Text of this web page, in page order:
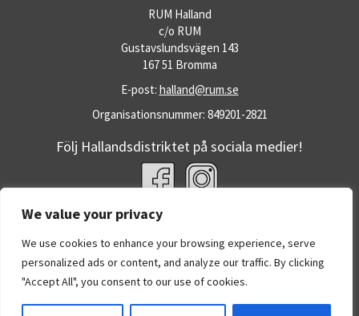
We value your privacy
We use cookies to enhance your browsing experience, serve
personalized ads or content, and analyze our traffic. By clicking
"Accept All", you consent to our use of cookies.
RUM Halland
c/o RUM
Gustavslundsvägen 143
167 51 Bromma
E-post: halland@rum.se
Organisationsnummer: 849201-2821
Följ Hallandsdistriktet på sociala medier!
Fler RUM-webbplatser
RUM.se
Dataskyddspolicy
Om RUM:s webbplatser
Office 365
eBas